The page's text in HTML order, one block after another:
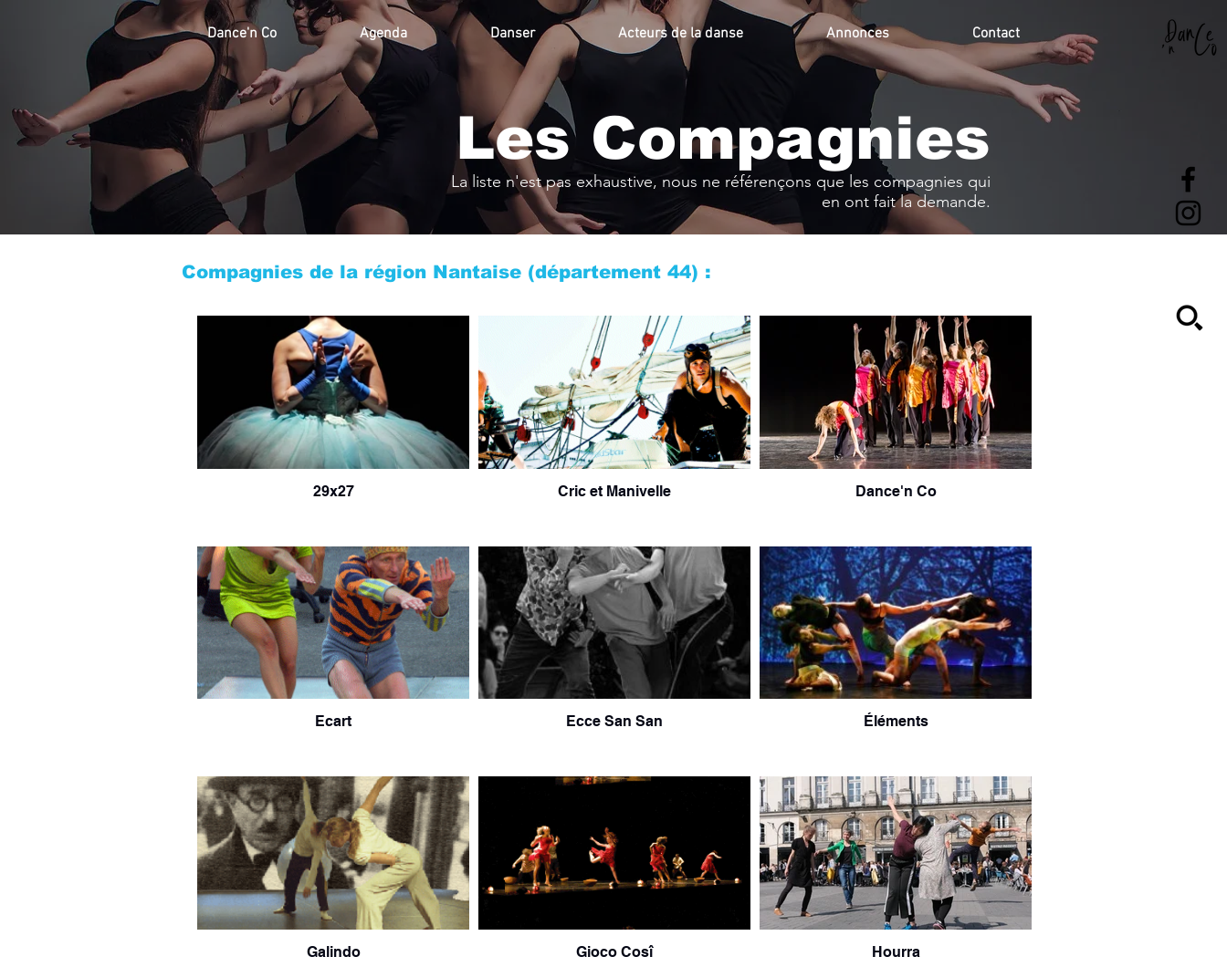
Dance'n Co Agenda Danser Acteurs de la danse Annonces Contact
Les Compagnies
La liste n'est pas exhaustive, nous ne référençons que les compagnies qui
en ont fait la demande.
Compagnies de la région Nantaise (département 44) :
29x27 Cric et Manivelle Dance'n Co
Ecart Ecce San San Éléments
Galindo Gioco Cosî Hourra